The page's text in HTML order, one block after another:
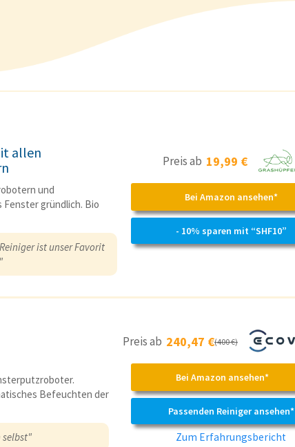
allen
und
Fenster gründlich. Bio
ist unser Favorit
Preis ab 19,99 €
Bei Amazon ansehen*
- 10% sparen mit “SHF10”
Befeuchten der
selbst"
Preis ab 240,47 €(400 €)
Bei Amazon ansehen*
Passenden Reiniger ansehen*
Zum Erfahrungsbericht